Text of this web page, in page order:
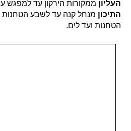
העליון ממקורות הירקון עד למפגש
התיכון מנחל קנה עד לשבע הטחנות
הטחנות ועד לים.